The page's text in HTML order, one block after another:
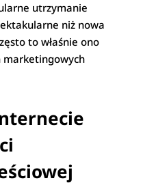
utrzymanie
niż nowa
to właśnie ono
marketingowych